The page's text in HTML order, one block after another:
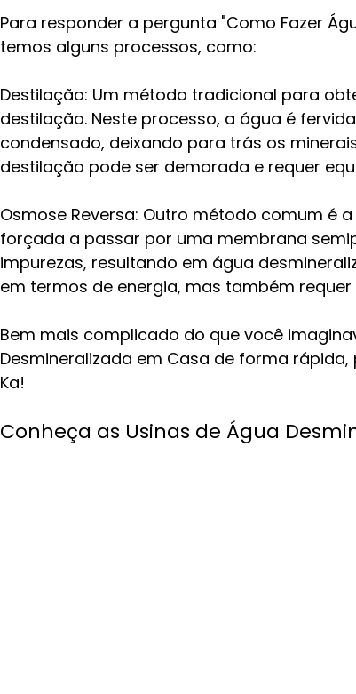
Para responder a pergunta "Como Fazer
temos alguns processos, como:
Destilação: Um método tradicional para
destilação. Neste processo, a água é
condensado, deixando para trás os
destilação pode ser demorada e requer
Osmose Reversa: Outro método comum é
forçada a passar por uma membrana
impurezas, resultando em água
em termos de energia, mas também
Bem mais complicado do que você
Desmineralizada em Casa de forma
Ka!
Conheça as Usinas de Água